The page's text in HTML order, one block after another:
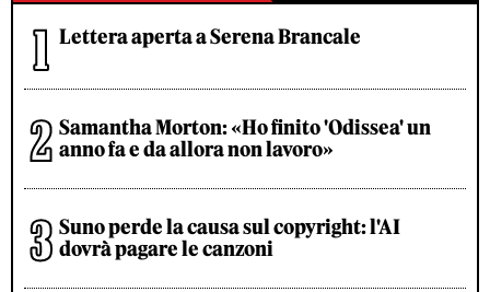
Lettera aperta a Serena Brancale
Samantha Morton: «Ho finito 'Odissea' un
anno fa e da allora non lavoro»
Suno perde la causa sul copyright: l'AI
dovrà pagare le canzoni